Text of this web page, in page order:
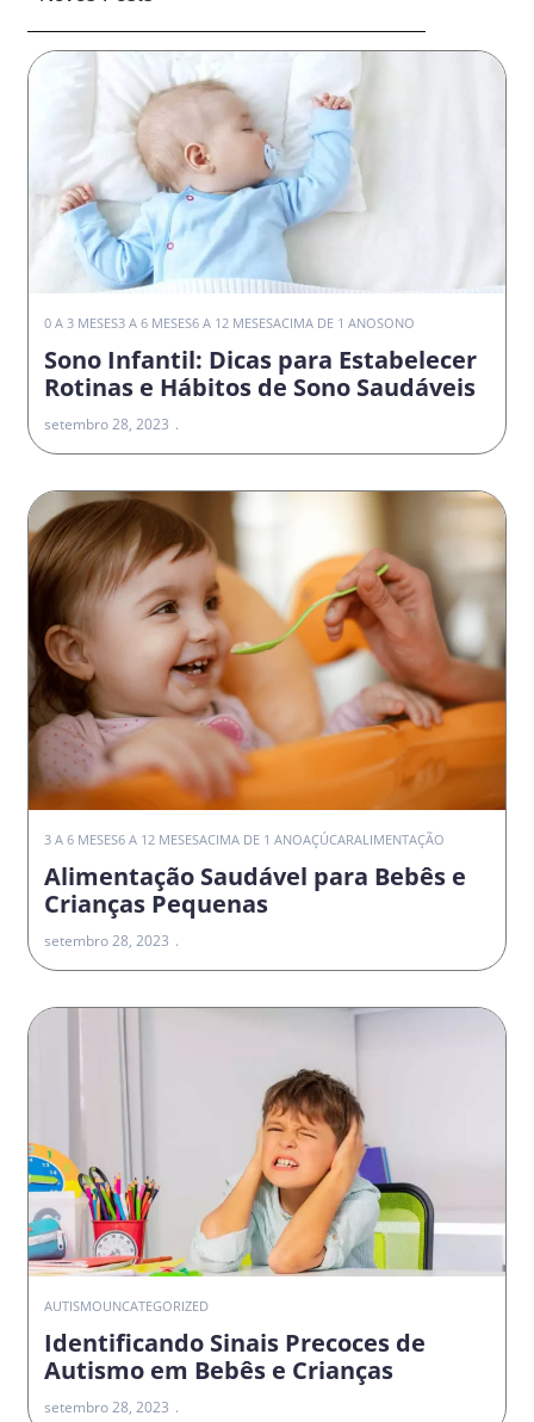
0 A 3 MESES3 A 6 MESES6 A 12 MESESACIMA DE 1 ANOSONO
Sono Infantil: Dicas para Estabelecer
Rotinas e Hábitos de Sono Saudáveis
setembro 28, 2023
3 A 6 MESES6 A 12 MESESACIMA DE 1 ANOAÇÚCARALIMENTAÇÃO
Alimentação Saudável para Bebês e
Crianças Pequenas
setembro 28, 2023
AUTISMOUNCATEGORIZED
Identificando Sinais Precoces de
Autismo em Bebês e Crianças
setembro 28, 2023